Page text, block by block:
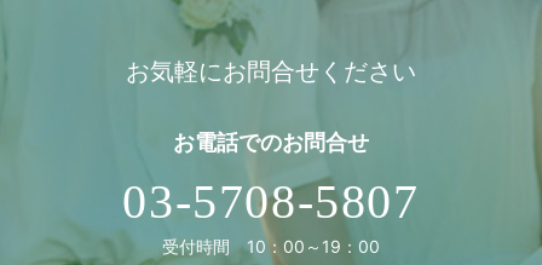
お気軽にお問合せください
お電話でのお問合せ
03-5708-5807
受付時間 10：00～19：00